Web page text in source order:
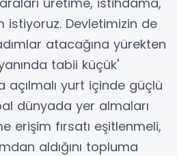
istiyoruz. Devletimizin de
atacağına yürekten
tabii küçük'
açılmalı yurt içinde güçlü
dünyada yer almaları
erişim fırsatı eşitlenmeli,
aldığını topluma